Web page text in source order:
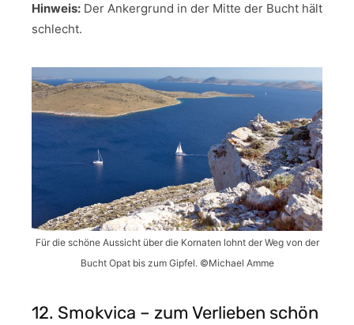
Hinweis: Der Ankergrund in der Mitte der Bucht hält
schlecht.
Für die schöne Aussicht über die Kornaten lohnt der Weg von der
Bucht Opat bis zum Gipfel. ©Michael Amme
12. Smokvica – zum Verlieben schön